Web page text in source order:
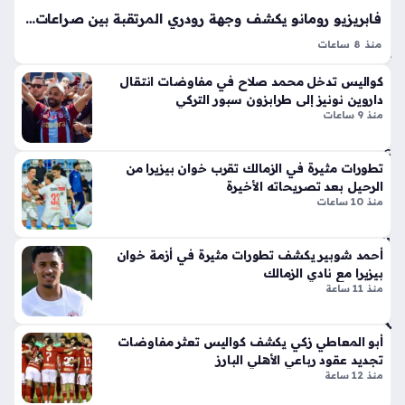
أيق
ونت
ها
الج
دة
ذا
ت
ني
ع
شر
أس
انة
ونا
قل
ب
زله
منذ
عا
ت
ال
ف
كر
ي
ثلاث
ي
فابريزيو رومانو يكشف وجهة رودري المرتقبة بين صراعات عمالقة الدوري الإسباني الحاليّة
منذ 8 ساعات
الساخنة، حيث يسعى اللاعب الإسباني لإنهاء مسيرته مع مانشستر
سيتي وبدء مرحلة احترافية جديدة، وتشير التقارير إلى أن رودري
كواليس تدخل محمد صلاح في مفاوضات انتقال
داروين نونيز إلى طرابزون سبور التركي
منذ 9 ساعات
تطورات مثيرة في الزمالك تقرب خوان بيزيرا من
الرحيل بعد تصريحاته الأخيرة
منذ 10 ساعات
أحمد شوبير يكشف تطورات مثيرة في أزمة خوان
بيزيرا مع نادي الزمالك
منذ 11 ساعة
أبو المعاطي زكي يكشف كواليس تعثر مفاوضات
تجديد عقود رباعي الأهلي البارز
منذ 12 ساعة